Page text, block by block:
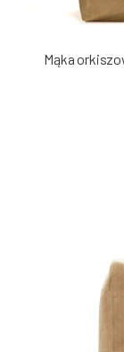
Mąka